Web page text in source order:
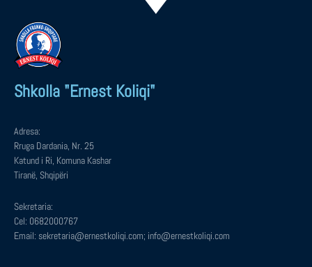
Shkolla "Ernest Koliqi"
Adresa:
Rruga Dardania, Nr. 25
Katund i Ri, Komuna Kashar
Tiranë, Shqipëri
Sekretaria:
Cel: 0682000767
Email: sekretaria@ernestkoliqi.com; info@ernestkoliqi.com